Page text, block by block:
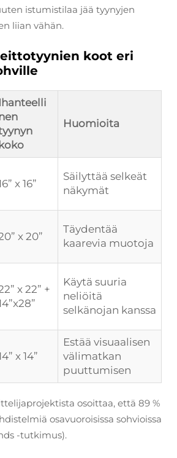
istumistilaa jää tyynyjen
liian vähän.
koot eri
Ihanteelli
koko
Huomioita
x 16”
Säilyttää selkeät
näkymät
x 20”
Täydentää
kaarevia muotoja
x 22” +
Käytä suuria
neliöitä
selkänojan kanssa
x 14”
Estää visuaalisen
välimatkan
puuttumisen
osoittaa, että 89 %
osavuoroisissa sohvioissa
-tutkimus).